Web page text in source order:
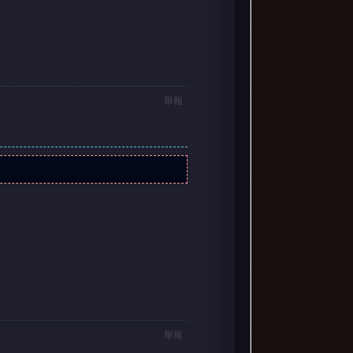
舉報
舉報